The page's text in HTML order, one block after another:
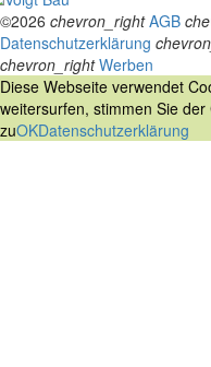
©2026 chevron_right AGB
Datenschutzerklärung
chevron_right Werben
Diese Webseite verwendet
weitersurfen, stimmen Sie der
zuOKDatenschutzerklärung